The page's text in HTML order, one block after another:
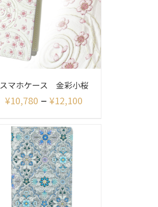
スマホケース 金彩小桜
¥10,780 – ¥12,100